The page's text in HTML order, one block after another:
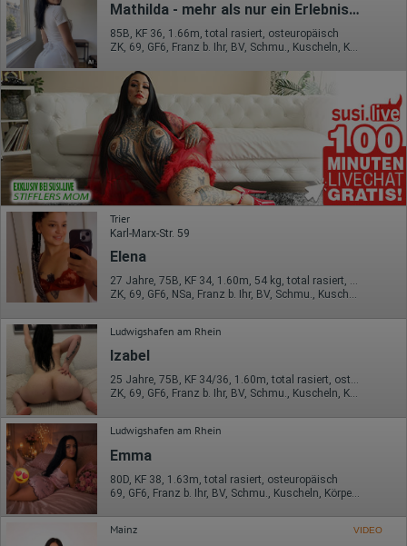
Mathilda - mehr als nur ein Erlebnis…
85B, KF 36, 1.66m, total rasiert, osteuropäisch
ZK, 69, GF6, Franz b. Ihr, BV, Schmu., Kuscheln, Körperküs.
Trier
Karl-Marx-Str. 59
Elena
27 Jahre, 75B, KF 34, 1.60m, 54 kg, total rasiert, osteuropäisch
ZK, 69, GF6, NSa, Franz b. Ihr, BV, Schmu., Kuscheln
Ludwigshafen am Rhein
Izabel
25 Jahre, 75B, KF 34/36, 1.60m, total rasiert, osteuropäisch
ZK, 69, GF6, Franz b. Ihr, BV, Schmu., Kuscheln, Körperküs.
Ludwigshafen am Rhein
Emma
80D, KF 38, 1.63m, total rasiert, osteuropäisch
Mainz VIDEO